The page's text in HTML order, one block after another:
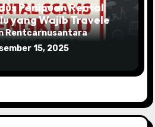
Penipuan Rental
yang Wajib Traveler
Rentcarnusantara
15, 2025